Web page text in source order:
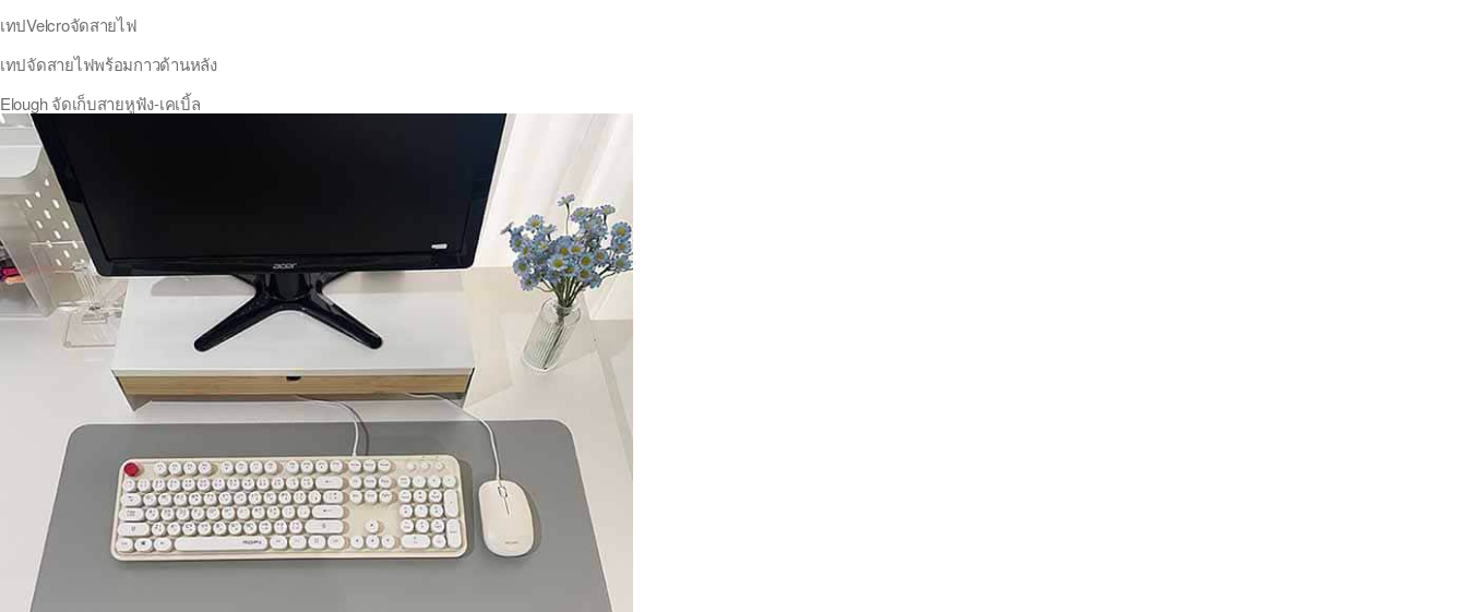
เทปVelcroจัดสายไฟ
เทปจัดสายไฟพร้อมกาวด้านหลัง
Elough จัดเก็บสายหูฟัง-เคเบิ้ล